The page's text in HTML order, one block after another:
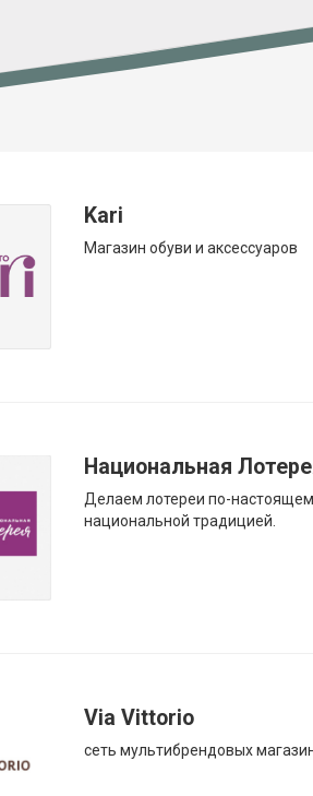
Kari
Магазин обуви и аксессуаров
Национальная
Делаем лотереи по-
национальной традицией.
Via Vittorio
сеть мультибрендовых